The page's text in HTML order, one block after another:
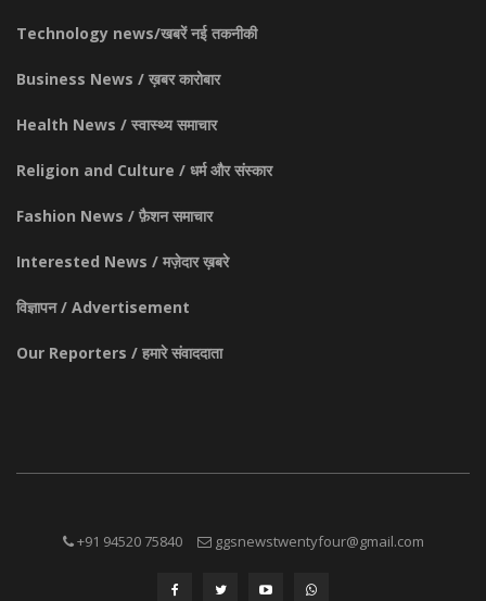
Technology news/खबरें नई तकनीकी
Business News / ख़बर कारोबार
Health News / स्वास्थ्य समाचार
Religion and Culture / धर्म और संस्कार
Fashion News / फ़ैशन समाचार
Interested News / मज़ेदार ख़बरे
विज्ञापन / Advertisement
Our Reporters / हमारे संवाददाता
+91 94520 75840 ggsnewstwentyfour@gmail.com